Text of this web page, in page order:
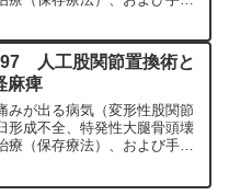
人工関節手術を専門）の塗山
と説明します。
人工股関節置換術と
麻痺
みが出る病気（変形性股関節
形成不全、特発性大腿骨頭壊
療（保存療法）、および手術